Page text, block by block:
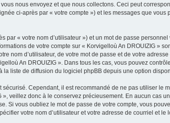
nous envoyez et que nous collectons. Ceci peut
ci-après par « votre compte ») et les messages que
« votre nom d’utilisateur ») et un mot de passe
de votre compte sur « Korvigelloù An DROUIZIG »
nom d’utilisateur, de votre mot de passe et de votre
An DROUIZIG ». Dans tous les cas, vous pouvez
liste de diffusion du logiciel phpBB depuis une option
Cependant, il est recommandé de ne pas utiliser le
veillez donc à le conservez précieusement. En aucun cas
Si vous oubliez le mot de passe de votre compte, vous
votre nom d’utilisateur et votre adresse de courriel et